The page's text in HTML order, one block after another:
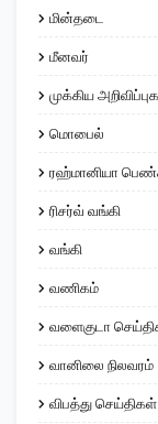
மின்தடை
மீனவர்
முக்கிய
மொபைல்
ரஹ்மானியா
ரிசர்வ் வங்கி
வங்கி
வணிகம்
வளைகுடா
வானிலை நிலவரம்
விபத்து செய்திகள்